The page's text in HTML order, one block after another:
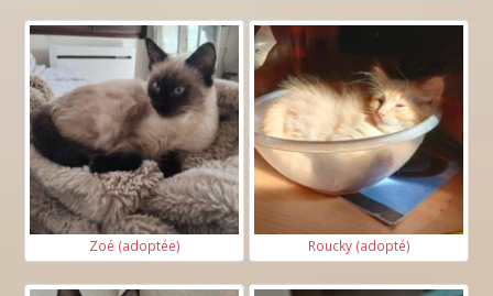
Zoé (adoptée) Roucky (adopté)